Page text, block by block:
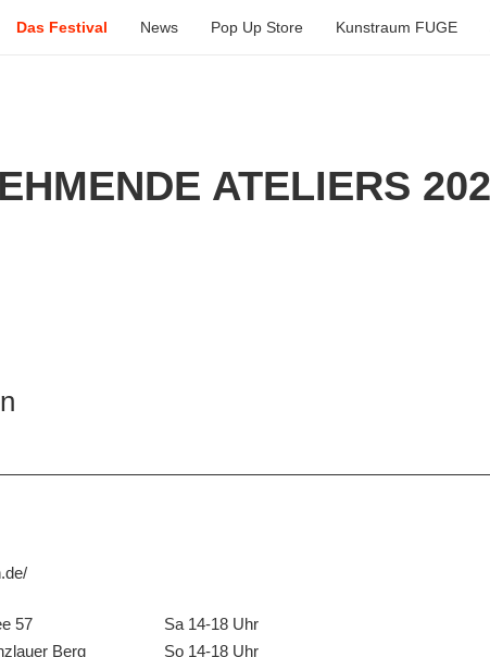
Das Festival News Pop Up Store Kunstraum FUGE
ATELIERS
57
Berg
Sa 14-18 Uhr
So 14-18 Uhr